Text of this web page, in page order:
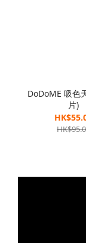
DoDoME 吸色
片)